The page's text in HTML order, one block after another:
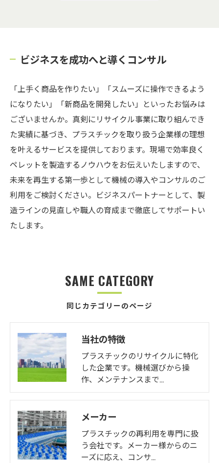
ビジネスを成功へと導くコンサル
「上手く商品を作りたい」「スムーズに操作できるよう
になりたい」「新商品を開発したい」といったお悩みは
ございませんか。真剣にリサイクル事業に取り組んでき
た実績に基づき、プラスチックを取り扱う企業様の理想
を叶えるサービスを提供しております。現場で効率良く
ペレットを製造するノウハウをお伝えいたしますので、
未来を再生する第一歩として機械の導入やコンサルのご
利用をご検討ください。ビジネスパートナーとして、製
造ラインの見直しや職人の育成まで徹底してサポートい
たします。
同じカテゴリーのページ
SAME CATEGORY
当社の特徴
プラスチックのリサイクルに特化
した企業です。機械選びから操
作、メンテナンスまで…
メーカー
プラスチックの再利用を専門に扱
う会社です。メーカー様からのニ
ーズに応え、コンサ…